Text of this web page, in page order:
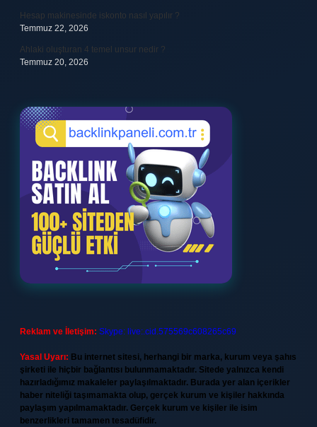
Hesap makinesinde iskonto nasıl yapılır ?
Temmuz 22, 2026
Ahlaki oluşturan 4 temel unsur nedir ?
Temmuz 20, 2026
Reklam ve İletişim: Skype: live:.cid.575569c608265c69
Yasal Uyarı: Bu internet sitesi, herhangi bir marka, kurum veya şahıs
şirketi ile hiçbir bağlantısı bulunmamaktadır. Sitede yalnızca kendi
hazırladığımız makaleler paylaşılmaktadır. Burada yer alan içerikler
haber niteliği taşımamakta olup, gerçek kurum ve kişiler hakkında
paylaşım yapılmamaktadır. Gerçek kurum ve kişiler ile isim
benzerlikleri tamamen tesadüfidir.